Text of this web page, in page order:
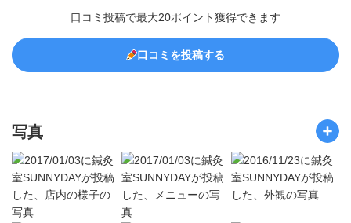
口コミ投稿で最大20ポイント獲得できます
口コミを投稿する
写真